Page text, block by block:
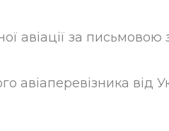
авіації за письмовою
авіаперевізника від